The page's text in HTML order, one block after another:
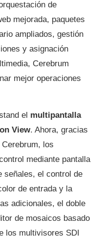
de
mejorada, paquetes
ampliados, gestión
y asignación
Cerebrum
mejor operaciones
el multipantalla
View. Ahora, gracias
los
mediante pantalla
señales, el control de
de entrada y la
adicionales, el doble
de mosaicos basado
los multivisores SDI